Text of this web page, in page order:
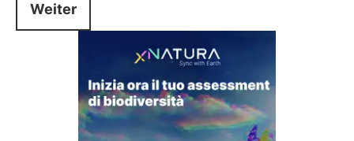
Weiter